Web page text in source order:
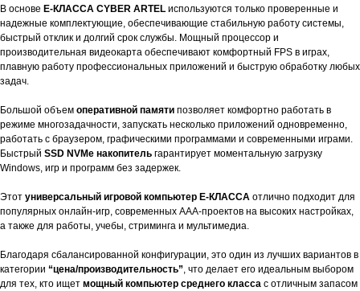
В основе E-КЛАССА CYBER ARTEL используются только проверенные и
надежные комплектующие, обеспечивающие стабильную работу системы,
быстрый отклик и долгий срок службы. Мощный процессор и
производительная видеокарта обеспечивают комфортный FPS в играх,
плавную работу профессиональных приложений и быструю обработку любых
задач.
Большой объем оперативной памяти позволяет комфортно работать в
режиме многозадачности, запускать несколько приложений одновременно,
работать с браузером, графическими программами и современными играми.
Быстрый SSD NVMe накопитель гарантирует моментальную загрузку
Windows, игр и программ без задержек.
Этот универсальный игровой компьютер E-КЛАССА отлично подходит для
популярных онлайн-игр, современных AAA-проектов на высоких настройках,
а также для работы, учебы, стриминга и мультимедиа.
Благодаря сбалансированной конфигурации, это один из лучших вариантов в
категории “цена/производительность”, что делает его идеальным выбором
для тех, кто ищет мощный компьютер среднего класса с отличным запасом